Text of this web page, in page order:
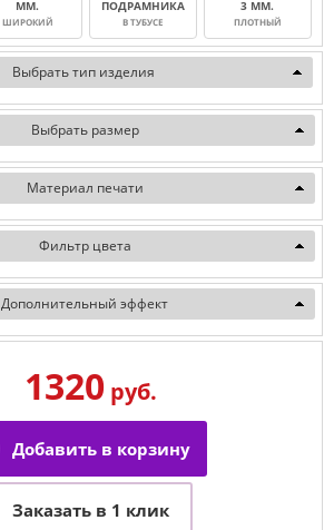
ММ.
ШИРОКИЙ
ПОДРАМНИКА
В ТУБУСЕ
3 ММ.
ПЛОТНЫЙ
Выбрать тип изделия
Выбрать размер
Материал печати
Фильтр цвета
Дополнительный эффект
1320руб.